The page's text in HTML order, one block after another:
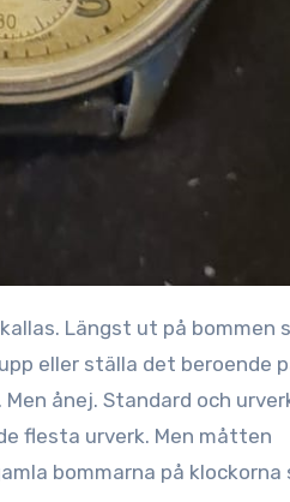
eller ställa det beroende
ånej. Standard och
flesta urverk. Men måtten
bommarna på klockorna